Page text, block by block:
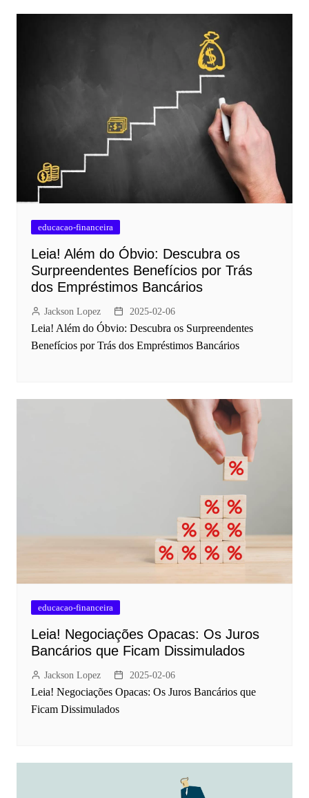
educacao-financeira
Leia! Além do Óbvio: Descubra os
Surpreendentes Benefícios por Trás
dos Empréstimos Bancários
Jackson Lopez 2025-02-06
Leia! Além do Óbvio: Descubra os Surpreendentes
Benefícios por Trás dos Empréstimos Bancários
educacao-financeira
Leia! Negociações Opacas: Os Juros
Bancários que Ficam Dissimulados
Jackson Lopez 2025-02-06
Leia! Negociações Opacas: Os Juros Bancários que
Ficam Dissimulados